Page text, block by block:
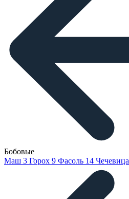
Бобовые
Маш 3 Горох 9 Фасоль 14 Чечевица